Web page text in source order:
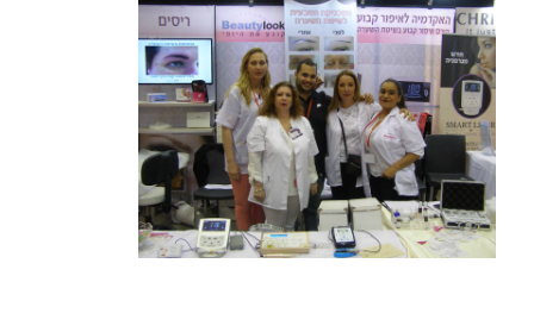
font_download סמן קישורים
לאפס
את
כל
האפשרויות
cached